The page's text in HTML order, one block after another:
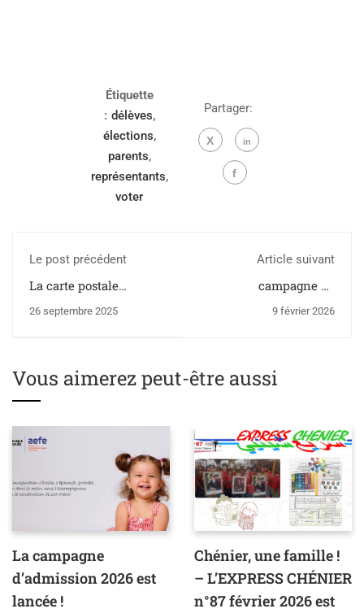
Étiquette
: délèves,
élections,
parents,
représentants,
voter
Partager:
Le post précédent
La carte postale
d’André Chénier
26 septembre 2025
Article suivant
campagne de
détachés pour la
9 février 2026
Vous aimerez peut-être aussi
La campagne
d’admission 2026 est
lancée !
Chénier, une famille !
– L’EXPRESS CHÉNIER
n°87 février 2026 est